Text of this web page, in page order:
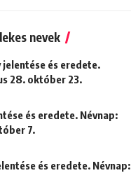
nevek
jelentése és eredete.
28. október 23.
és eredete. Névnap:
7.
és eredete. Névnap: